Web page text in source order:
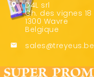

D4L srl
Ch. des vignes 18
1300 Wavre
Belgique
 sales@treyeus.be